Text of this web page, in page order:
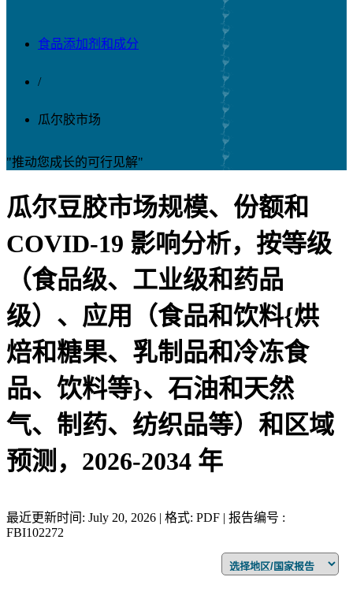
食品添加剂和成分
/
瓜尔胶市场
"推动您成长的可行见解"
瓜尔豆胶市场规模、份额和
COVID-19 影响分析，按等级
（食品级、工业级和药品
级）、应用（食品和饮料{烘
焙和糖果、乳制品和冷冻食
品、饮料等}、石油和天然
气、制药、纺织品等）和区域
预测，2026-2034 年
最近更新时间: July 20, 2026 | 格式: PDF | 报告编号 :
FBI102272